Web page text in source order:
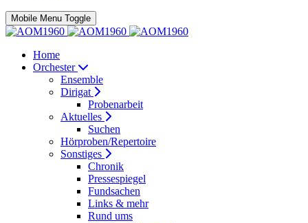
Mobile Menu Toggle
Home
Orchester
Ensemble
Dirigat
Probenarbeit
Aktuelles
Suchen
Hörproben/Repertoire
Sonstiges
Chronik
Pressespiegel
Fundsachen
Links & mehr
Rund ums